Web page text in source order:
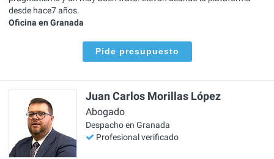
desde hace7 años.
Oficina en Granada
Pide presupuesto
Juan Carlos Morillas López
Abogado
Despacho en Granada
Profesional verificado